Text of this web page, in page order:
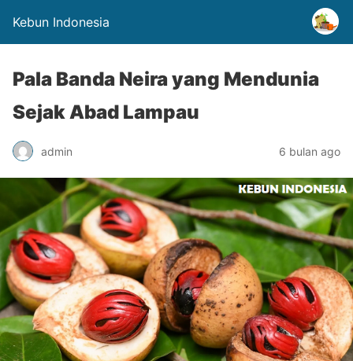
Kebun Indonesia
Pala Banda Neira yang Mendunia
Sejak Abad Lampau
admin 6 bulan ago